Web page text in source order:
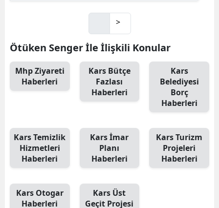
>
Ötüken Senger İle İlişkili Konular
Mhp Ziyareti
Haberleri
Kars Bütçe
Fazlası
Haberleri
Kars
Belediyesi
Borç
Haberleri
Kars Temizlik
Hizmetleri
Haberleri
Kars İmar
Planı
Haberleri
Kars Turizm
Projeleri
Haberleri
Kars Otogar
Haberleri
Kars Üst
Geçit Projesi